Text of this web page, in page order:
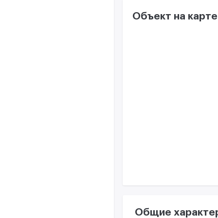
Объект на карте
Общие